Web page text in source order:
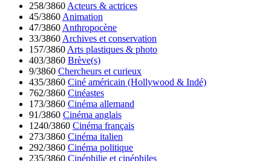
258/3860 Acteurs & actrices
45/3860 Animation
47/3860 Anthropocène
33/3860 Archives et conservation
157/3860 Arts plastiques & photo
403/3860 Brève(s)
9/3860 Chercheurs et curieux
435/3860 Ciné américain (Hollywood & Indé)
762/3860 Cinéastes
173/3860 Cinéma allemand
91/3860 Cinéma anglais
1240/3860 Cinéma français
273/3860 Cinéma italien
292/3860 Cinéma politique
235/3860 Cinéphilie et cinéphiles